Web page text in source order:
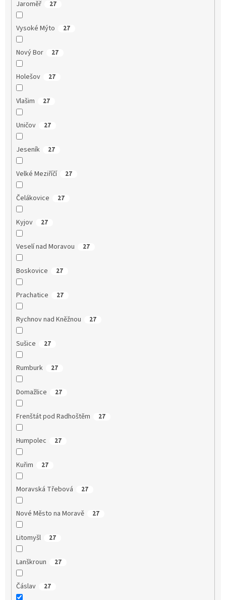
Jaroměř 27
Vysoké Mýto 27
Nový Bor 27
Holešov 27
Vlašim 27
Uničov 27
Jeseník 27
Velké Meziříčí 27
Čelákovice 27
Kyjov 27
Veselí nad Moravou 27
Boskovice 27
Prachatice 27
Rychnov nad Kněžnou 27
Sušice 27
Rumburk 27
Domažlice 27
Frenštát pod Radhoštěm 27
Humpolec 27
Kuřim 27
Moravská Třebová 27
Nové Město na Moravě 27
Litomyšl 27
Lanškroun 27
Čáslav 27